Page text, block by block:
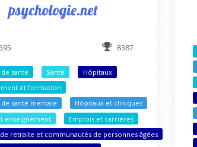
psychologie.net
8387
santé Santé
Hôpitaux
et formation
santé mentale
Hôpitaux et cliniques
enseignement
Emplois et carrières
retraite et communautés de personnes âgées